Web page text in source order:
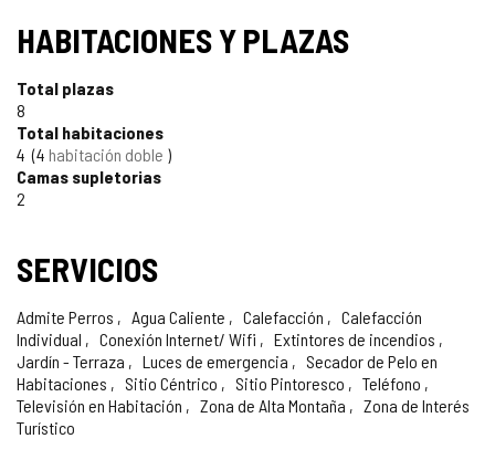
SELLO
TURISMO
DE
CONFIANZA
HABITACIONES Y PLAZAS
Total plazas
8
Total habitaciones
4 4 habitación doble
Camas supletorias
2
SERVICIOS
Admite Perros Agua Caliente Calefacción
Calefacción
Individual
Conexión Internet/ Wifi
Extintores de incendios
Jardín - Terraza
Luces de emergencia
Secador de Pelo en
Habitaciones
Sitio Céntrico Sitio Pintoresco
Teléfono
Televisión en Habitación
Zona de Alta Montaña
Zona de Interés
Turístico